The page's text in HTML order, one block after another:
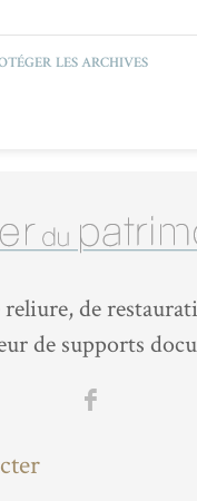
LES ARCHIVES
de
de supports